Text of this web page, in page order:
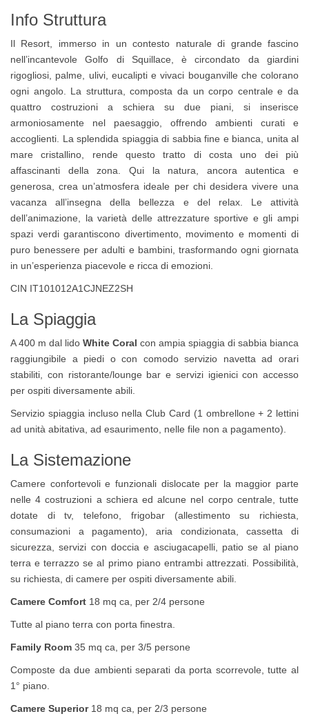
Info Struttura
Il Resort, immerso in un contesto naturale di grande fascino
nell’incantevole Golfo di Squillace, è circondato da giardini
rigogliosi, palme, ulivi, eucalipti e vivaci bouganville che colorano
ogni angolo. La struttura, composta da un corpo centrale e da
quattro costruzioni a schiera su due piani, si inserisce
armoniosamente nel paesaggio, offrendo ambienti curati e
accoglienti. La splendida spiaggia di sabbia fine e bianca, unita al
mare cristallino, rende questo tratto di costa uno dei più
affascinanti della zona. Qui la natura, ancora autentica e
generosa, crea un’atmosfera ideale per chi desidera vivere una
vacanza all’insegna della bellezza e del relax. Le attività
dell’animazione, la varietà delle attrezzature sportive e gli ampi
spazi verdi garantiscono divertimento, movimento e momenti di
puro benessere per adulti e bambini, trasformando ogni giornata
in un’esperienza piacevole e ricca di emozioni.
CIN IT101012A1CJNEZ2SH
La Spiaggia
A 400 m dal lido White Coral con ampia spiaggia di sabbia bianca
raggiungibile a piedi o con comodo servizio navetta ad orari
stabiliti, con ristorante/lounge bar e servizi igienici con accesso
per ospiti diversamente abili.
Servizio spiaggia incluso nella Club Card (1 ombrellone + 2 lettini
ad unità abitativa, ad esaurimento, nelle file non a pagamento).
La Sistemazione
Camere confortevoli e funzionali dislocate per la maggior parte
nelle 4 costruzioni a schiera ed alcune nel corpo centrale, tutte
dotate di tv, telefono, frigobar (allestimento su richiesta,
consumazioni a pagamento), aria condizionata, cassetta di
sicurezza, servizi con doccia e asciugacapelli, patio se al piano
terra e terrazzo se al primo piano entrambi attrezzati. Possibilità,
su richiesta, di camere per ospiti diversamente abili.
Camere Comfort 18 mq ca, per 2/4 persone
Tutte al piano terra con porta finestra.
Family Room 35 mq ca, per 3/5 persone
Composte da due ambienti separati da porta scorrevole, tutte al
1° piano.
Camere Superior18 mq ca, per 2/3 persone